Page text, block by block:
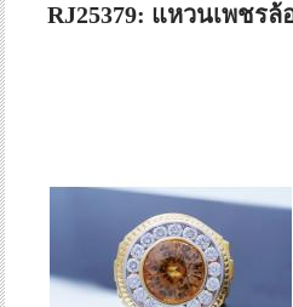
RJ25379: แหวนเพชร